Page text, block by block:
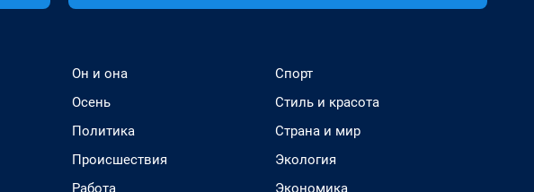
Он и она
Осень
Политика
Происшествия
Работа
Спорт
Стиль и красота
Страна и мир
Экология
Экономика